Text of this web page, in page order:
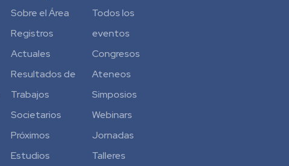
Sobre el Área
Registros
Actuales
Resultados de
Trabajos
Societarios
Próximos
Estudios
Todos los
eventos
Congresos
Ateneos
Simposios
Webinars
Jornadas
Talleres